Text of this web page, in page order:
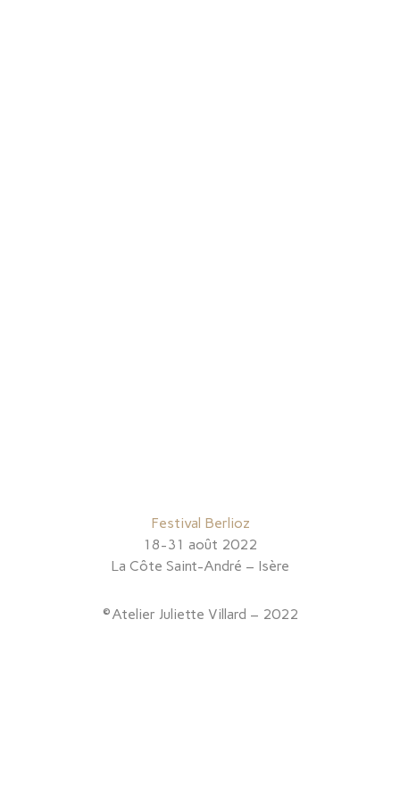
Festival Berlioz
18-31 août 2022
La Côte Saint-André – Isère
©Atelier Juliette Villard – 2022